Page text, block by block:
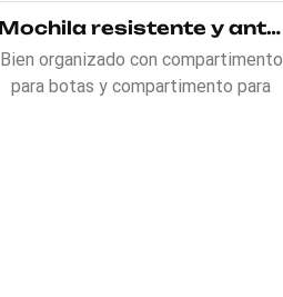
Mochila resistente y antifrío para botas de esquí para aventuras de esquí
Bien organizado con compartimento
para botas y compartimento para